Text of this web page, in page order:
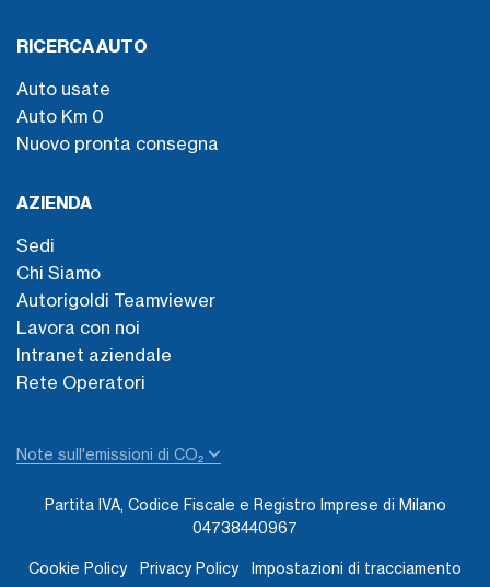
RICERCA AUTO
Auto usate
Auto Km 0
Nuovo pronta consegna
AZIENDA
Sedi
Chi Siamo
Autorigoldi Teamviewer
Lavora con noi
Intranet aziendale
Rete Operatori
Note sull'emissioni di CO₂
Partita IVA, Codice Fiscale e Registro Imprese di Milano
04738440967
Cookie Policy Privacy Policy Impostazioni di tracciamento